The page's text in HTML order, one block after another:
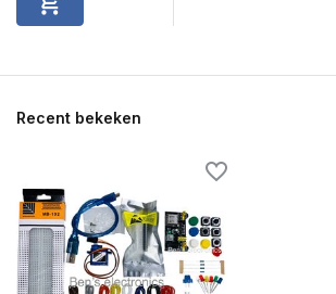
Recent bekeken